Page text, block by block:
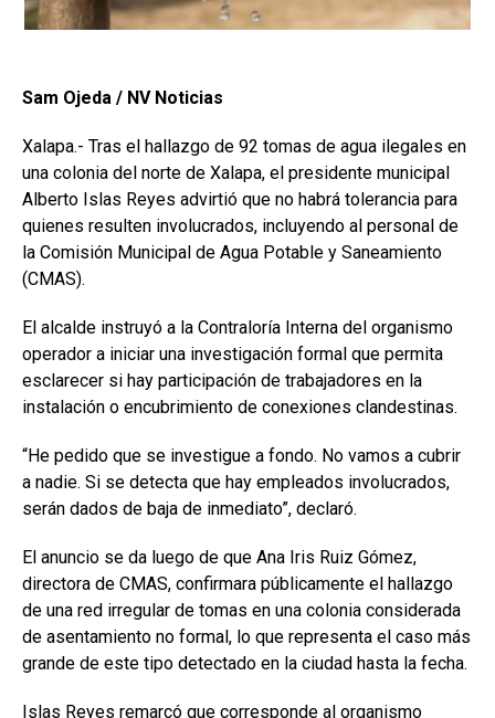
Sam Ojeda / NV Noticias
Xalapa.- Tras el hallazgo de 92 tomas de agua ilegales en
una colonia del norte de Xalapa, el presidente municipal
Alberto Islas Reyes advirtió que no habrá tolerancia para
quienes resulten involucrados, incluyendo al personal de
la Comisión Municipal de Agua Potable y Saneamiento
(CMAS).
El alcalde instruyó a la Contraloría Interna del organismo
operador a iniciar una investigación formal que permita
esclarecer si hay participación de trabajadores en la
instalación o encubrimiento de conexiones clandestinas.
“He pedido que se investigue a fondo. No vamos a cubrir
a nadie. Si se detecta que hay empleados involucrados,
serán dados de baja de inmediato”, declaró.
El anuncio se da luego de que Ana Iris Ruiz Gómez,
directora de CMAS, confirmara públicamente el hallazgo
de una red irregular de tomas en una colonia considerada
de asentamiento no formal, lo que representa el caso más
grande de este tipo detectado en la ciudad hasta la fecha.
Islas Reyes remarcó que corresponde al organismo